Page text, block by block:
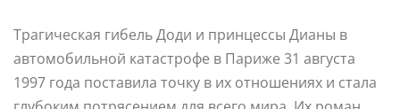
Трагическая гибель Доди и принцессы Дианы в
автомобильной катастрофе в Париже 31 августа
1997 года поставила точку в их отношениях и стала